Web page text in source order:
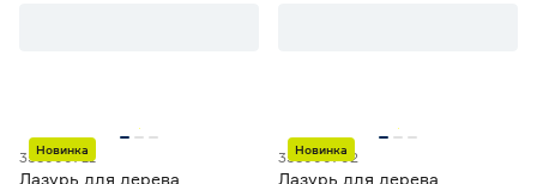
Новинка
358000711
Лазурь для дерева
Новинка
358000702
Лазурь для дерева